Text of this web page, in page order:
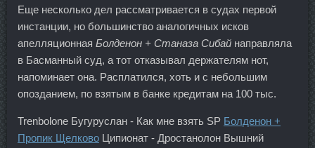
Еще несколько дел рассматривается в судах первой
инстанции, но большинство аналогичных исков
апелляционная Болденон + Станаза Сибай направляла
в Басманный суд, а тот отказывал держателям нот,
напоминает она. Расплатился, хоть и с небольшим
опозданием, по взятым в банке кредитам на 100 тыс.
Trenbolone Бугуруслан - Как мне взять SP Болденон +
Пропик Щелково Ципионат - Дростанолон Вышний